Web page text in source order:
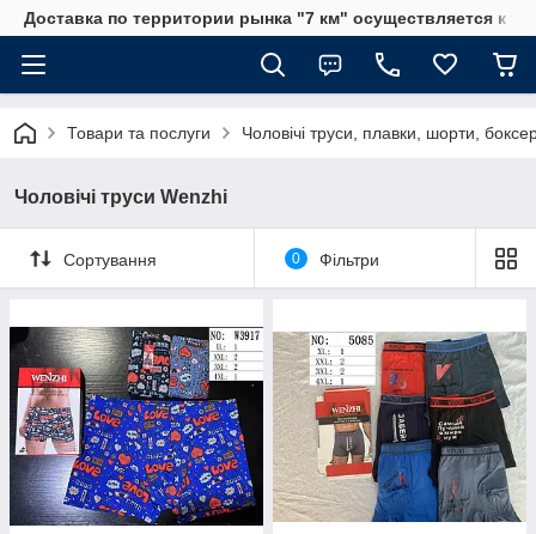
Доставка по территории рынка "7 км" осуществляется к
Товари та послуги Чоловічі труси, плавки, шорти,
Чоловічі труси Wenzhi
Сортування 0 Фільтри